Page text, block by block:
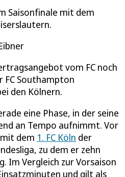
Saisonfinale mit dem
vom FC noch
FC Southampton
den Kölnern.
eine Phase, in der seine
an Tempo aufnimmt. Vor
dem 1. FC Köln der
zu dem er zehn
Im Vergleich zur Vorsaison
und gilt als